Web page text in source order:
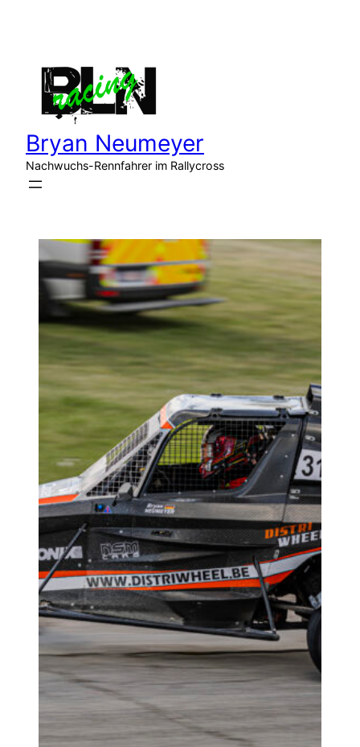
Bryan Neumeyer
Nachwuchs-Rennfahrer im Rallycross